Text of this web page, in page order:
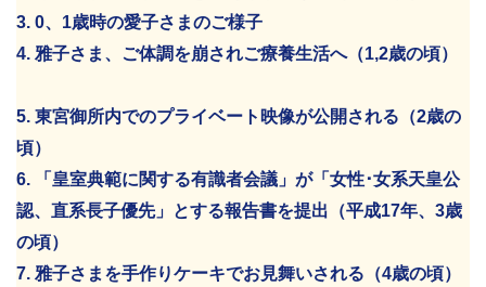
3. 0、1歳時の愛子さまのご様子
4. 雅子さま、ご体調を崩されご療養生活へ（1,2歳の頃）
5. 東宮御所内でのプライベート映像が公開される（2歳の
頃）
6. 「皇室典範に関する有識者会議」が「女性･女系天皇公
認、直系長子優先」とする報告書を提出（平成17年、3歳
の頃）
7. 雅子さまを手作りケーキでお見舞いされる（4歳の頃）